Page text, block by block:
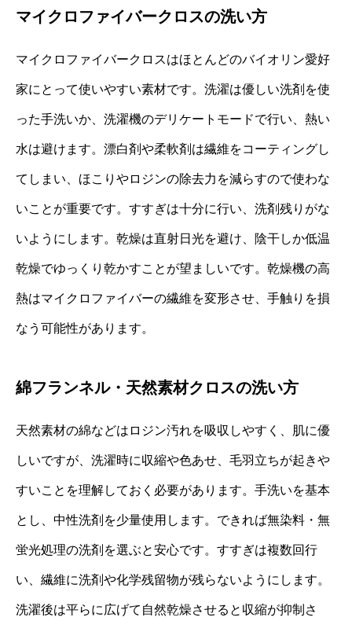
マイクロファイバークロスの洗い方
マイクロファイバークロスはほとんどのバイオリン愛好
家にとって使いやすい素材です。洗濯は優しい洗剤を使
った手洗いか、洗濯機のデリケートモードで行い、熱い
水は避けます。漂白剤や柔軟剤は繊維をコーティングし
てしまい、ほこりやロジンの除去力を減らすので使わな
いことが重要です。すすぎは十分に行い、洗剤残りがな
いようにします。乾燥は直射日光を避け、陰干しか低温
乾燥でゆっくり乾かすことが望ましいです。乾燥機の高
熱はマイクロファイバーの繊維を変形させ、手触りを損
なう可能性があります。
綿フランネル・天然素材クロスの洗い方
天然素材の綿などはロジン汚れを吸収しやすく、肌に優
しいですが、洗濯時に収縮や色あせ、毛羽立ちが起きや
すいことを理解しておく必要があります。手洗いを基本
とし、中性洗剤を少量使用します。できれば無染料・無
蛍光処理の洗剤を選ぶと安心です。すすぎは複数回行
い、繊維に洗剤や化学残留物が残らないようにします。
洗濯後は平らに広げて自然乾燥させると収縮が抑制さ